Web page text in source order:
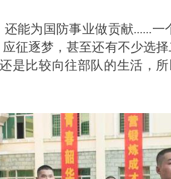
能为国防事业做贡献......
征逐梦，甚至还有不少选
是比较向往部队的生活，